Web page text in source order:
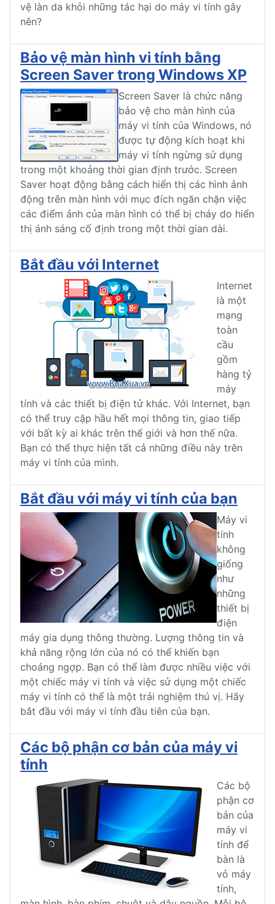
vệ làn da khỏi những tác hại do máy vi tính gây
nên?
Bảo vệ màn hình vi tính bằng
Screen Saver trong Windows XP
Screen Saver là chức năng
bảo vệ cho màn hình của
máy vi tính của Windows, nó
được tự động kích hoạt khi
máy vi tính ngừng sử dụng
trong một khoảng thời gian định trước. Screen
Saver hoạt động bằng cách hiển thị các hình ảnh
động trên màn hình với mục đích ngăn chặn việc
các điểm ảnh của màn hình có thể bị cháy do hiển
thị ánh sáng cố định trong một thời gian dài.
Bắt đầu với Internet
Internet
là một
mạng
toàn
cầu
gồm
hàng tỷ
máy
tính và các thiết bị điện tử khác. Với Internet, bạn
có thể truy cập hầu hết mọi thông tin, giao tiếp
với bất kỳ ai khác trên thế giới và hơn thế nữa.
Bạn có thể thực hiện tất cả những điều này trên
máy vi tính của mình.
Bắt đầu với máy vi tính của bạn
Máy vi
tính
không
giống
như
những
thiết bị
điện
máy gia dụng thông thường. Lượng thông tin và
khả năng rộng lớn của nó có thể khiến bạn
choáng ngợp. Bạn có thể làm được nhiều việc với
một chiếc máy vi tính và việc sử dụng một chiếc
máy vi tính có thể là một trải nghiệm thú vị. Hãy
bắt đầu với máy vi tính đầu tiên của bạn.
Các bộ phận cơ bản của máy vi
tính
Các bộ
phận cơ
bản của
máy vi
tính để
bàn là
vỏ máy
tính,